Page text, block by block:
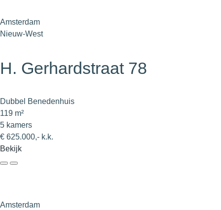
Amsterdam
Nieuw-West
H. Gerhardstraat 78
Dubbel Benedenhuis
119 m²
5 kamers
€ 625.000,- k.k.
Bekijk
Amsterdam